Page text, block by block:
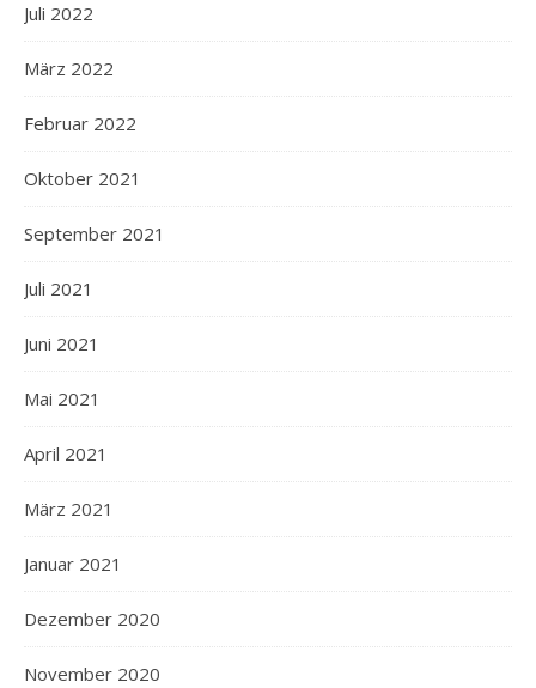
Juli 2022
März 2022
Februar 2022
Oktober 2021
September 2021
Juli 2021
Juni 2021
Mai 2021
April 2021
März 2021
Januar 2021
Dezember 2020
November 2020